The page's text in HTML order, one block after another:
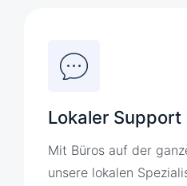
Lokaler Support
Mit Büros auf der
unsere lokalen